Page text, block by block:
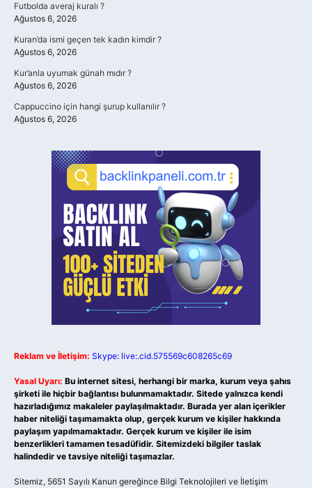
Futbolda averaj kuralı ?
Ağustos 6, 2026
Kuran’da ismi geçen tek kadın kimdir ?
Ağustos 6, 2026
Kur’anla uyumak günah mıdır ?
Ağustos 6, 2026
Cappuccino için hangi şurup kullanılır ?
Ağustos 6, 2026
Reklam ve İletişim: Skype: live:.cid.575569c608265c69
Yasal Uyarı: Bu internet sitesi, herhangi bir marka, kurum veya şahıs
şirketi ile hiçbir bağlantısı bulunmamaktadır. Sitede yalnızca kendi
hazırladığımız makaleler paylaşılmaktadır. Burada yer alan içerikler
haber niteliği taşımamakta olup, gerçek kurum ve kişiler hakkında
paylaşım yapılmamaktadır. Gerçek kurum ve kişiler ile isim
benzerlikleri tamamen tesadüfidir. Sitemizdeki bilgiler taslak
halindedir ve tavsiye niteliği taşımazlar.
Sitemiz, 5651 Sayılı Kanun gereğince Bilgi Teknolojileri ve İletişim